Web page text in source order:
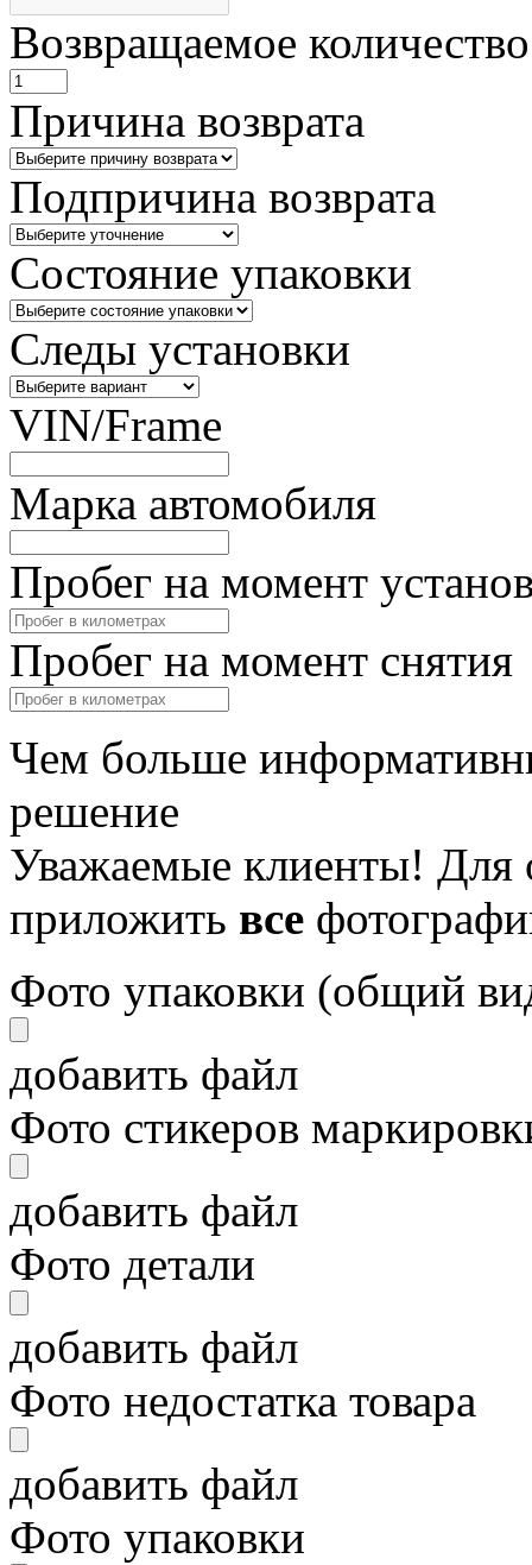
Возвращаемое количество
Причина возврата
Подпричина возврата
Состояние упаковки
Следы установки
VIN/Frame
Марка автомобиля
Пробег на момент
Пробег на момент снятия
Чем больше
решение
Уважаемые клиенты! Для
приложить все
Фото упаковки (общий
добавить файл
Фото стикеров
добавить файл
Фото детали
добавить файл
Фото недостатка товара
добавить файл
Фото упаковки